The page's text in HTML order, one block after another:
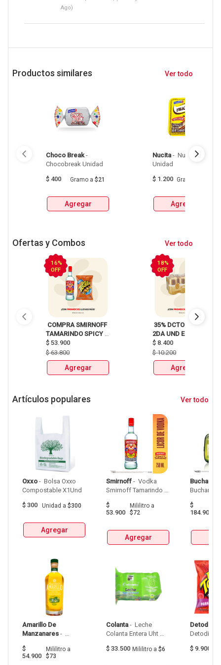
Ago)
Productos similares Ver todo
Choco Break -
$ 400 Gramo a $21
Agregar
Nucita - Nucita Crema
$ 1.200 Gramo
Agregar
Ofertas y Combos Ver todo
16%
OFF
COMPRA SMIRNOFF
TAMARINDO SPICY
X750ml Y LLEVATE
DETODITO 165GR o
150GR
$ 53.900
$63.800
Agregar
18%
OFF
35% DCTO EN LA
2DA UND EN
CERVEZA CLUB
COLOMBIA LATA
X330ml
$ 8.400
$10.200
Agregar
Artículos populares Ver todo
Oxxo - Bolsa Oxxo
$ 300 Unidad a $300
Agregar
Amarillo De
Manzanares -
De Manzanares
$
54.900
Mililitroa
$73
Smirnoff - Vodka
Smirnoff Tamarindo
$
53.900
Mililitroa
$72
Agregar
Colanta - Leche
Colanta Entera Uht
$ 33.500 Mililitro a $6
$
184.900
Detodito
$ 9.900